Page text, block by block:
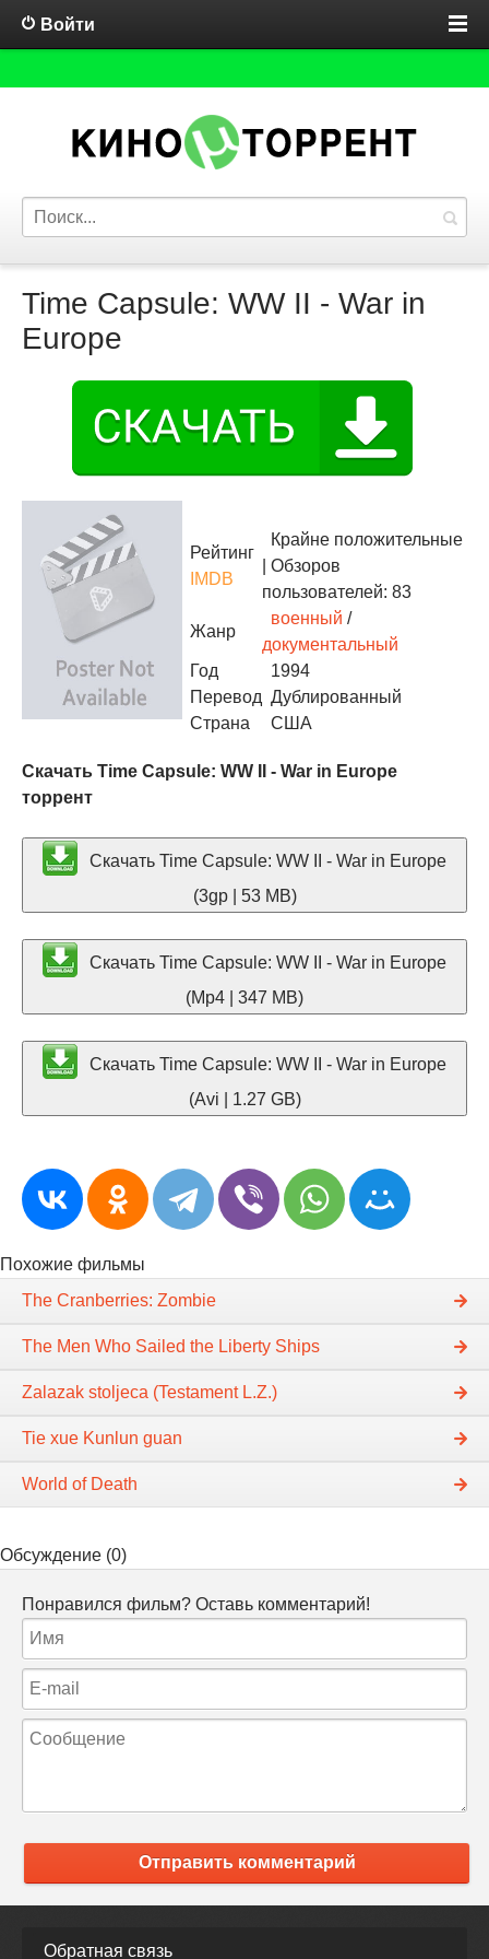
Войти
Time Capsule: WW II - War in
Europe
Рейтинг
IMDB
Крайне положительные
| Обзоров
пользователей: 83
Жанр
военный /
документальный
Год
1994
Перевод Дублированный
Страна
США
Скачать Time Capsule: WW II - War in Europe
торрент
Скачать Time Capsule: WW II - War in Europe
(3gp | 53 MB)
Скачать Time Capsule: WW II - War in Europe
(Mp4 | 347 MB)
Скачать Time Capsule: WW II - War in Europe
(Avi | 1.27 GB)
Похожие фильмы
The Cranberries: Zombie
The Men Who Sailed the Liberty Ships
Zalazak stoljeca (Testament L.Z.)
Tie xue Kunlun guan
World of Death
Обсуждение (0)
Понравился фильм? Оставь комментарий!
Отправить комментарий
Обратная связь